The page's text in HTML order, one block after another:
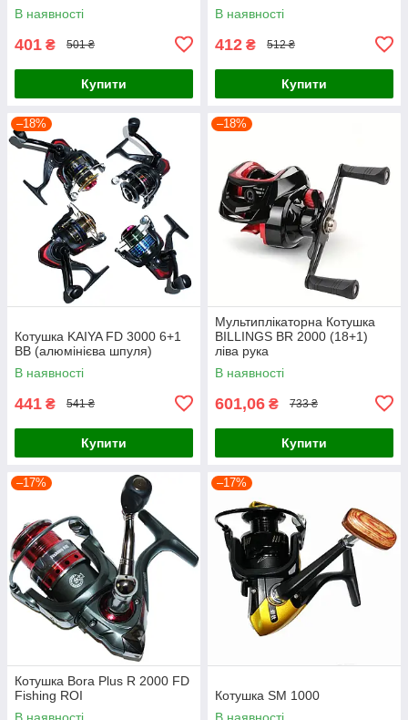
В наявності
401 ₴ 501 ₴
Купити
В наявності
412 ₴ 512 ₴
Купити
–18%
Котушка KAIYA FD 3000 6+1
BB (алюмінієва шпуля)
В наявності
441 ₴ 541 ₴
Купити
–18%
Мультиплікаторна Котушка
BILLINGS BR 2000 (18+1)
ліва рука
В наявності
601,06 ₴ 733 ₴
Купити
–17%
Котушка Bora Plus R 2000 FD
Fishing ROI
–17%
Котушка SM 1000